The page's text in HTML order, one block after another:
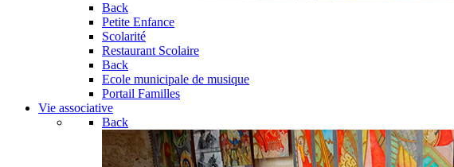
Back
Petite Enfance
Scolarité
Restaurant Scolaire
Back
Ecole municipale de musique
Portail Familles
Vie associative
Back